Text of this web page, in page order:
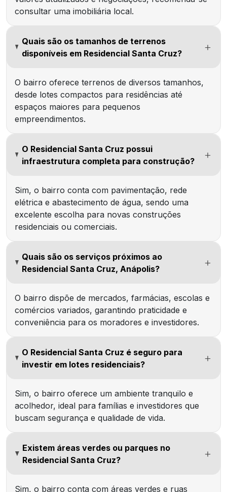
consultar uma imobiliária local.
Quais são os tamanhos de terrenos
disponíveis em Residencial Santa Cruz?
O bairro oferece terrenos de diversos tamanhos,
desde lotes compactos para residências até
espaços maiores para pequenos
empreendimentos.
O Residencial Santa Cruz possui
infraestrutura completa para construção?
Sim, o bairro conta com pavimentação, rede
elétrica e abastecimento de água, sendo uma
excelente escolha para novas construções
residenciais ou comerciais.
Quais são os serviços próximos ao
Residencial Santa Cruz, Anápolis?
O bairro dispõe de mercados, farmácias, escolas e
comércios variados, garantindo praticidade e
conveniência para os moradores e investidores.
O Residencial Santa Cruz é seguro para
investir em lotes residenciais?
Sim, o bairro oferece um ambiente tranquilo e
acolhedor, ideal para famílias e investidores que
buscam segurança e qualidade de vida.
Existem áreas verdes ou parques no
Residencial Santa Cruz?
Sim, o bairro conta com áreas verdes e ruas